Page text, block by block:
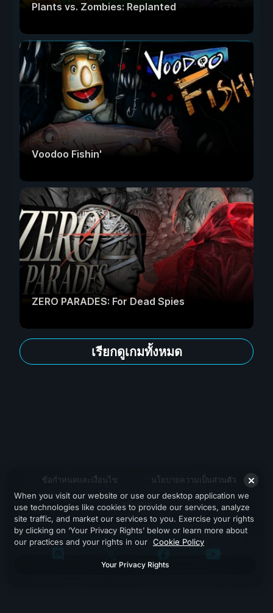
Plants vs. Zombies: Replanted
Voodoo Fishin'
ZERO PARADES: For Dead Spies
เรียกดูเกมทั้งหมด
ข้อกำหนดและเงื่อนไข นโยบายความเป็นส่วนตัว
สนับสนุน
When you visit our website or use our desktop application we
use technologies like cookies to provide our services, analyze
site traffic, and market our services to you. Exercise your rights
by clicking on ‘Your Privacy Rights’ below or learn more about
our practices and your rights in our Cookie Policy
Your Privacy Rights